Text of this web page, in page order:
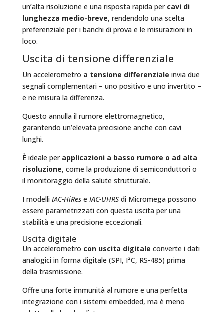
un’alta risoluzione e una risposta rapida per cavi di
lunghezza medio-breve, rendendolo una scelta
preferenziale per i banchi di prova e le misurazioni in
loco.
Uscita di tensione differenziale
Un accelerometro a tensione differenziale invia due
segnali complementari – uno positivo e uno invertito –
e ne misura la differenza.
Questo annulla il rumore elettromagnetico,
garantendo un’elevata precisione anche con cavi
lunghi.
È ideale per applicazioni a basso rumore o ad alta
risoluzione, come la produzione di semiconduttori o
il monitoraggio della salute strutturale.
I modelli IAC-HiRese IAC-UHRSdi Micromega possono
essere parametrizzati con questa uscita per una
stabilità e una precisione eccezionali.
Uscita digitale
Un accelerometro con uscita digitale converte i dati
analogici in forma digitale (SPI, I²C, RS-485) prima
della trasmissione.
Offre una forte immunità al rumore e una perfetta
integrazione con i sistemi embedded, ma è meno